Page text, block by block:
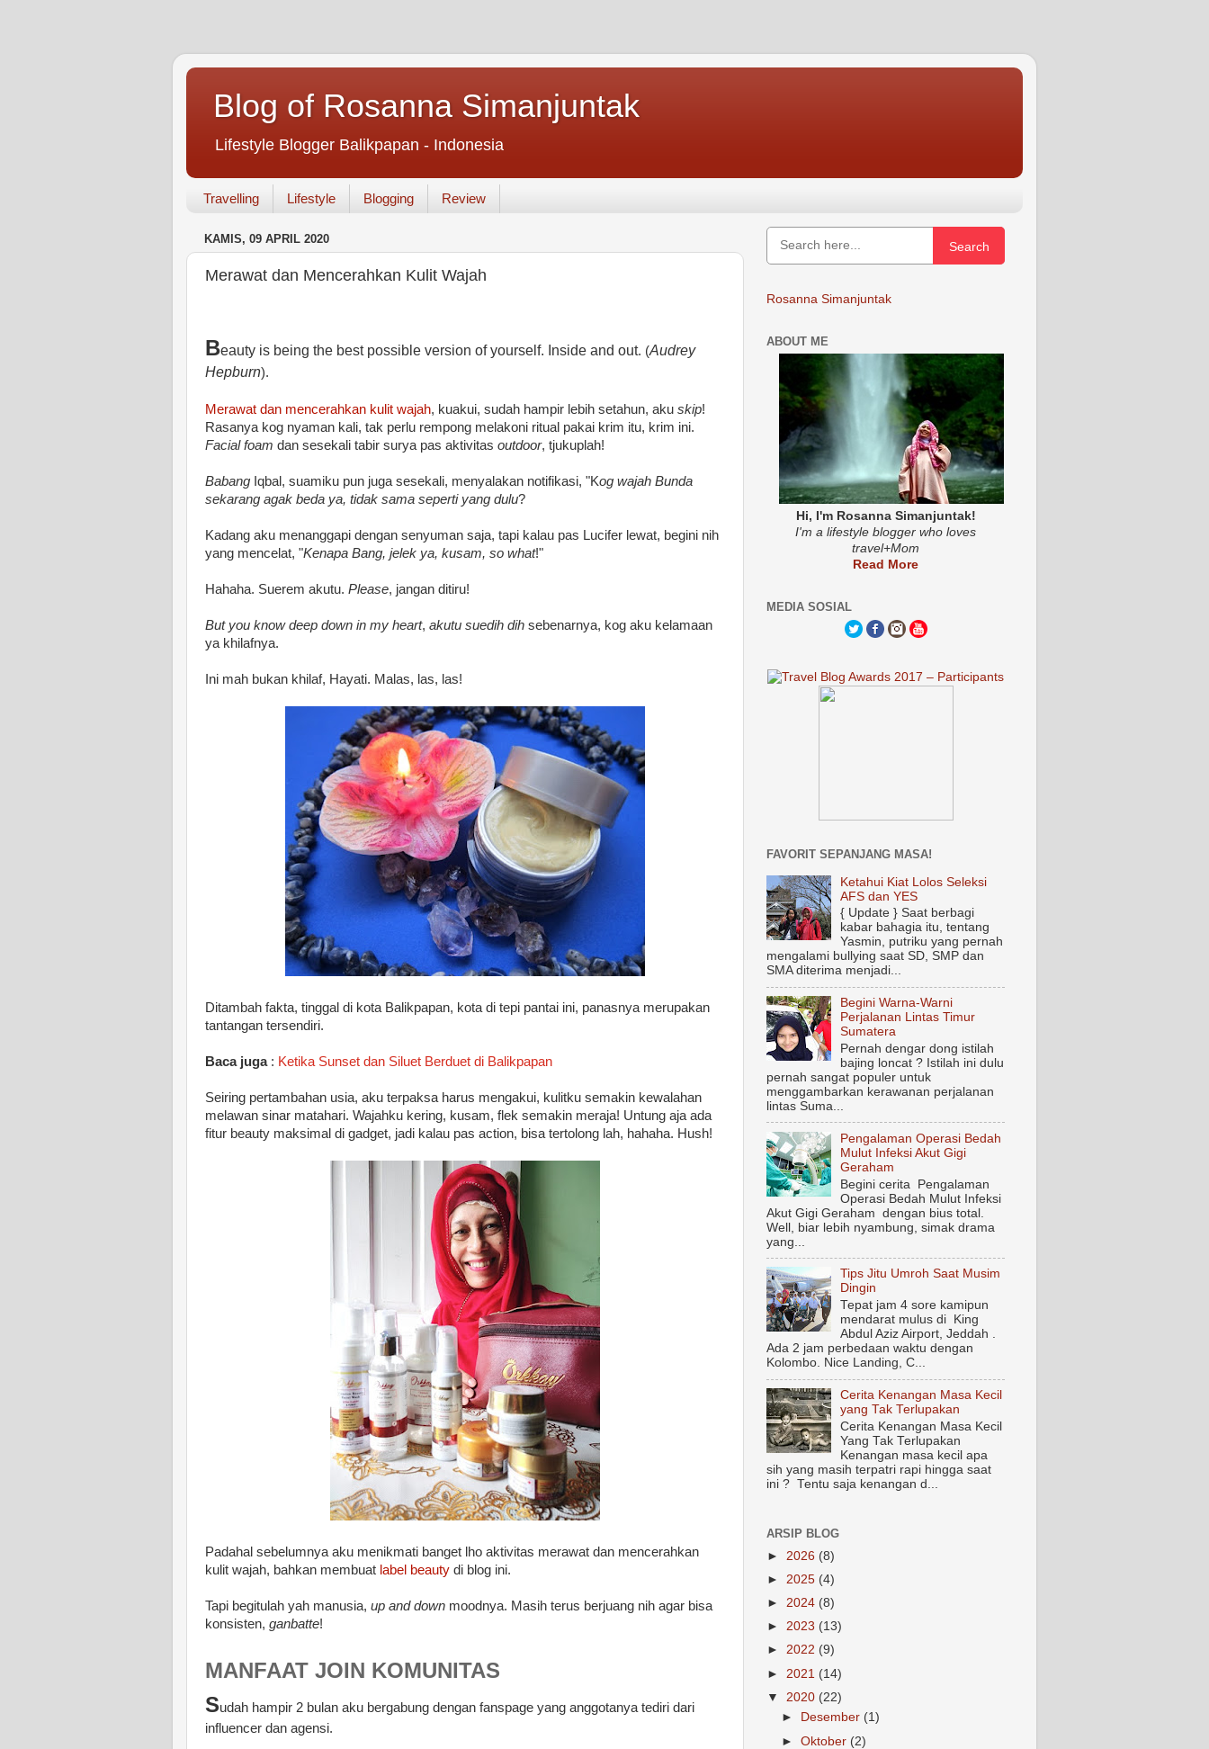
Blog of Rosanna Simanjuntak
Lifestyle Blogger Balikpapan - Indonesia
Travelling Lifestyle Blogging Review
KAMIS, 09 APRIL 2020
Merawat dan Mencerahkan Kulit Wajah
Beauty is being the best possible version of yourself. Inside and out. (Audrey
Hepburn).
Merawat dan mencerahkan kulit wajah, kuakui, sudah hampir lebih setahun, aku skip!
Rasanya kog nyaman kali, tak perlu rempong melakoni ritual pakai krim itu, krim ini.
Facial foam dan sesekali tabir surya pas aktivitas outdoor, tjukuplah!
Babang Iqbal, suamiku pun juga sesekali, menyalakan notifikasi, "Kog wajah Bunda
sekarang agak beda ya, tidak sama seperti yang dulu?
Kadang aku menanggapi dengan senyuman saja, tapi kalau pas Lucifer lewat, begini nih
yang mencelat, "Kenapa Bang, jelek ya, kusam, so what!"
Hahaha. Suerem akutu. Please, jangan ditiru!
But you know deep down in my heart, akutu suedih dih sebenarnya, kog aku kelamaan
ya khilafnya.
Ini mah bukan khilaf, Hayati. Malas, las, las!
Ditambah fakta, tinggal di kota Balikpapan, kota di tepi pantai ini, panasnya merupakan
tantangan tersendiri.
Baca juga: Ketika Sunset dan Siluet Berduet di Balikpapan
Seiring pertambahan usia, aku terpaksa harus mengakui, kulitku semakin kewalahan
melawan sinar matahari. Wajahku kering, kusam, flek semakin meraja! Untung aja ada
fitur beauty maksimal di gadget, jadi kalau pas action, bisa tertolong lah, hahaha. Hush!
Padahal sebelumnya aku menikmati banget lho aktivitas merawat dan mencerahkan
kulit wajah, bahkan membuat label beauty di blog ini.
Tapi begitulah yah manusia, up and down moodnya. Masih terus berjuang nih agar bisa
konsisten, ganbatte!
MANFAAT JOIN KOMUNITAS
Sudah hampir 2 bulan aku bergabung dengan fanspage yang anggotanya tediri dari
influencer dan agensi.
Search
Rosanna Simanjuntak
ABOUT ME
Hi, I'm Rosanna Simanjuntak!
I'm a lifestyle blogger who loves
travel+Mom
Read More
MEDIA SOSIAL
FAVORIT SEPANJANG MASA!
Ketahui Kiat Lolos Seleksi
AFS dan YES
{ Update } Saat berbagi
kabar bahagia itu, tentang
Yasmin, putriku yang pernah
mengalami bullying saat SD, SMP dan
SMA diterima menjadi...
Begini Warna-Warni
Perjalanan Lintas Timur
Sumatera
Pernah dengar dong istilah
bajing loncat ? Istilah ini dulu
pernah sangat populer untuk
menggambarkan kerawanan perjalanan
lintas Suma...
Pengalaman Operasi Bedah
Mulut Infeksi Akut Gigi
Geraham
Begini cerita Pengalaman
Operasi Bedah Mulut Infeksi
Akut Gigi Geraham dengan bius total.
Well, biar lebih nyambung, simak drama
yang...
Tips Jitu Umroh Saat Musim
Dingin
Tepat jam 4 sore kamipun
mendarat mulus di King
Abdul Aziz Airport, Jeddah .
Ada 2 jam perbedaan waktu dengan
Kolombo. Nice Landing, C...
Cerita Kenangan Masa Kecil
yang Tak Terlupakan
Cerita Kenangan Masa Kecil
Yang Tak Terlupakan
Kenangan masa kecil apa
sih yang masih terpatri rapi hingga saat
ini ? Tentu saja kenangan d...
ARSIP BLOG
► 2026 (8)
► 2025 (4)
► 2024 (8)
► 2023 (13)
► 2022 (9)
► 2021 (14)
▼ 2020 (22)
►
Desember (1)
►Oktober (2)